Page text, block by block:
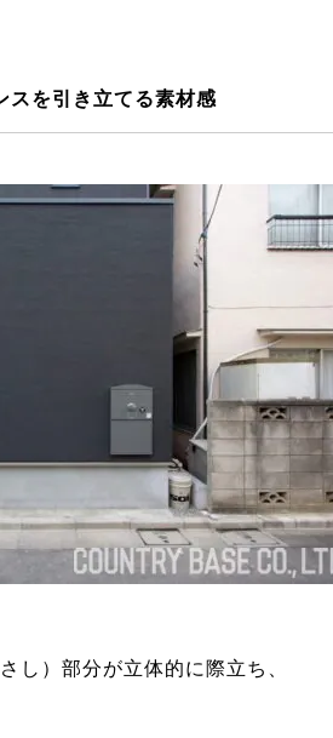
スを引き立てる素材感
し）部分が立体的に際立ち、